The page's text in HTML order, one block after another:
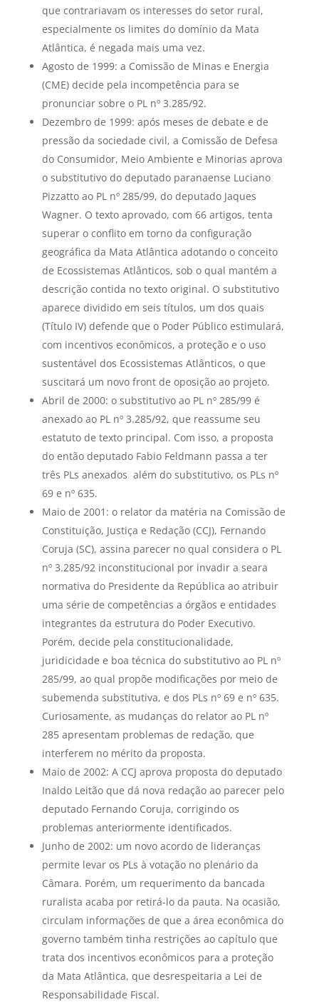
que contrariavam os interesses do setor rural,
especialmente os limites do domínio da Mata
Atlântica, é negada mais uma vez.
Agosto de 1999: a Comissão de Minas e Energia
(CME) decide pela incompetência para se
pronunciar sobre o PL nº 3.285/92.
Dezembro de 1999: após meses de debate e de
pressão da sociedade civil, a Comissão de Defesa
do Consumidor, Meio Ambiente e Minorias aprova
o substitutivo do deputado paranaense Luciano
Pizzatto ao PL nº 285/99, do deputado Jaques
Wagner. O texto aprovado, com 66 artigos, tenta
superar o conflito em torno da configuração
geográfica da Mata Atlântica adotando o conceito
de Ecossistemas Atlânticos, sob o qual mantém a
descrição contida no texto original. O substitutivo
aparece dividido em seis títulos, um dos quais
(Título IV) defende que o Poder Público estimulará,
com incentivos econômicos, a proteção e o uso
sustentável dos Ecossistemas Atlânticos, o que
suscitará um novo front de oposição ao projeto.
Abril de 2000: o substitutivo ao PL nº 285/99 é
anexado ao PL nº 3.285/92, que reassume seu
estatuto de texto principal. Com isso, a proposta
do então deputado Fabio Feldmann passa a ter
três PLs anexados  além do substitutivo, os PLs nº
69 e nº 635.
Maio de 2001: o relator da matéria na Comissão de
Constituição, Justiça e Redação (CCJ), Fernando
Coruja (SC), assina parecer no qual considera o PL
nº 3.285/92 inconstitucional por invadir a seara
normativa do Presidente da República ao atribuir
uma série de competências a órgãos e entidades
integrantes da estrutura do Poder Executivo.
Porém, decide pela constitucionalidade,
juridicidade e boa técnica do substitutivo ao PL nº
285/99, ao qual propõe modificações por meio de
subemenda substitutiva, e dos PLs nº 69 e nº 635.
Curiosamente, as mudanças do relator ao PL nº
285 apresentam problemas de redação, que
interferem no mérito da proposta.
Maio de 2002: A CCJ aprova proposta do deputado
Inaldo Leitão que dá nova redação ao parecer pelo
deputado Fernando Coruja, corrigindo os
problemas anteriormente identificados.
Junho de 2002: um novo acordo de lideranças
permite levar os PLs à votação no plenário da
Câmara. Porém, um requerimento da bancada
ruralista acaba por retirá-lo da pauta. Na ocasião,
circulam informações de que a área econômica do
governo também tinha restrições ao capítulo que
trata dos incentivos econômicos para a proteção
da Mata Atlântica, que desrespeitaria a Lei de
Responsabilidade Fiscal.